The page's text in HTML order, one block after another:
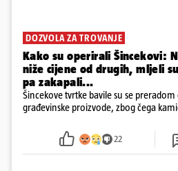
DOZVOLA ZA TROVANJE
Kako su operirali Šincekovi:
niže cijene od drugih, mljeli
pa zakapali...
Šincekove tvrtke bavile su se preradom
građevinske proizvode, zbog čega
22